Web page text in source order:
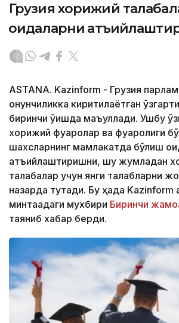
Грузия хорижий
қоидаларни
ASTANA. Kazinform - Грузия
қонунчиликка киритилаётган
биринчи ўқишда маъқуллади. Ушбу
хорижий фуқаролар ва фуқаролиги
шахсларнинг мамлакатда бўлиш
қатъийлаштиришни, шу жумладан
талабалар учун янги талабларни
назарда тутади. Бу ҳақда Kazinform
минтақадаги мухбири Биринчи
таяниб хабар берди.